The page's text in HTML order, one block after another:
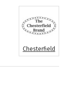
Chesterfield